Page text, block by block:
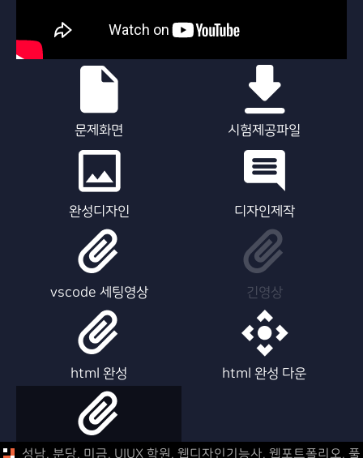
문제화면 시험제공파일
완성디자인 디자인제작
vscode 세팅영상 긴영상
html 완성 html 완성 다운
html 제작영상
성남, 분당, 미금, UIUX 학원, 웹디자인기능사, 웹포트폴리오, 풀